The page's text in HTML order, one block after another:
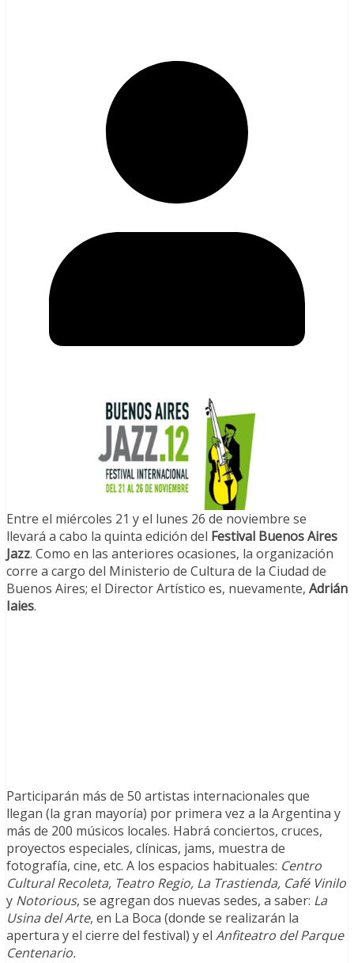
Entre el miércoles 21 y el lunes 26 de noviembre se
llevará a cabo la quinta edición del Festival Buenos Aires
Jazz. Como en las anteriores ocasiones, la organización
corre a cargo del Ministerio de Cultura de la Ciudad de
Buenos Aires; el Director Artístico es, nuevamente, Adrián
Iaies.
Participarán más de 50 artistas internacionales que
llegan (la gran mayoría) por primera vez a la Argentina y
más de 200 músicos locales. Habrá conciertos, cruces,
proyectos especiales, clínicas, jams, muestra de
fotografía, cine, etc. A los espacios habituales: Centro
Cultural Recoleta, Teatro Regio, La Trastienda, Café Vinilo
y Notorious, se agregan dos nuevas sedes, a saber: La
Usina del Arte, en La Boca (donde se realizarán la
apertura y el cierre del festival) y el Anfiteatro del Parque
Centenario.